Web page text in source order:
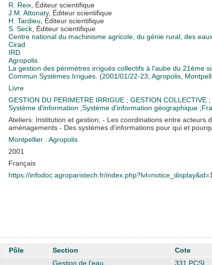
R. Reix, Éditeur scientifique
J.M. Attonaty, Éditeur scientifique
H. Tardieu , Éditeur scientifique
S. Seck, Éditeur scientifique
Centre national du machinisme agricole, du génie rural, des
Cirad
IRD
Agropolis
La gestion des périmètres irrigués collectifs à l'aube du 21ème
Commun Systèmes Irrigués. (2001/01/22-23; Agropolis,
Livre
GESTION DU PERIMETRE IRRIGUE ; GESTION COLLECTIVE ;
Système d'information ;Système d'information géographique ;
Ateliers: Institution et gestion; - Les coordinations entre acteurs
aménagements - Des systèmes d'informations pour qui et
Montpellier : Agropolis
2001
Français
https://infodoc.agroparistech.fr/
Pôle Section Cote
Gestion de l'eau 331 PCSI